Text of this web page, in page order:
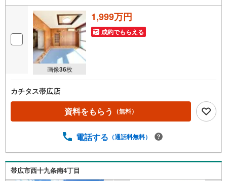
画像36枚
1,999万円
成約でもらえる
カチタス帯広店
資料をもらう （無料）
電話する （通話料無料）
帯広市西十九条南4丁目